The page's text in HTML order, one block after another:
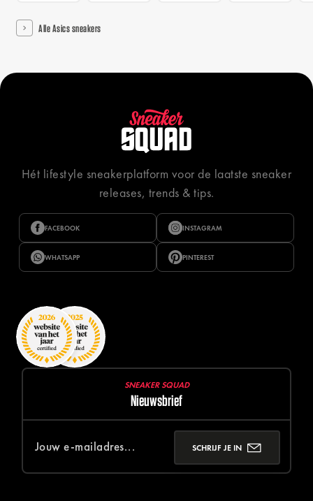
Alle Asics sneakers
Hét lifestyle sneakerplatform voor de laatste sneaker
releases, trends & tips.
FACEBOOK INSTAGRAM
WHATSAPP PINTEREST
SNEAKER SQUAD
Nieuwsbrief
SCHRIJF JE IN